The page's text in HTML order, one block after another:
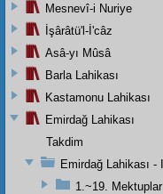
Mesnevî-i Nuriye
İşârâtü'l-İ'câz
Asâ-yı Mûsâ
Barla Lahikası
Kastamonu Lahikası
Emirdağ Lahikası
Takdim
Emirdağ Lahikası - I
1.~19. Mektuplar